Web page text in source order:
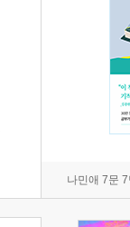
나민애 7문